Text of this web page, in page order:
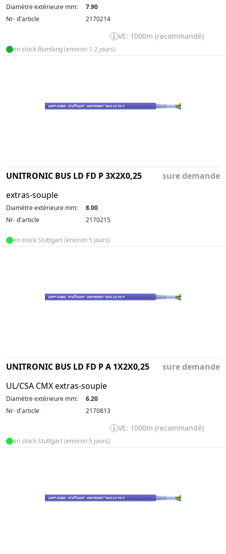
Diamètre extérieure mm:
7.90
Nr- d'article
2170214
VE: 1000m (recommandé)
en stock Rümlang (environ 1-2 jours)
UNITRONIC BUS LD FD P 3X2X0,25
extras-souple
sure demande
Diamètre extérieure mm:
8.00
Nr- d'article
2170215
en stock Stuttgart (environ 5 jours)
UNITRONIC BUS LD FD P A 1X2X0,25
UL/CSA CMX extras-souple
sure demande
Diamètre extérieure mm:
6.20
Nr- d'article
2170813
VE: 1000m (recommandé)
en stock Stuttgart (environ 5 jours)